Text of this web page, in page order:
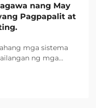
nang May
Pagpapalit at
mga sistema
ng mga
ng
sa